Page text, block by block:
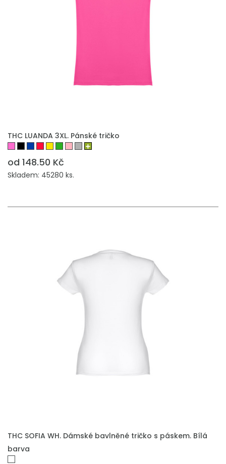
THC LUANDA 3XL. Pánské tričko
od 148.50 Kč
Skladem: 45280 ks.
THC SOFIA WH. Dámské bavlněné tričko s páskem. Bílá
barva